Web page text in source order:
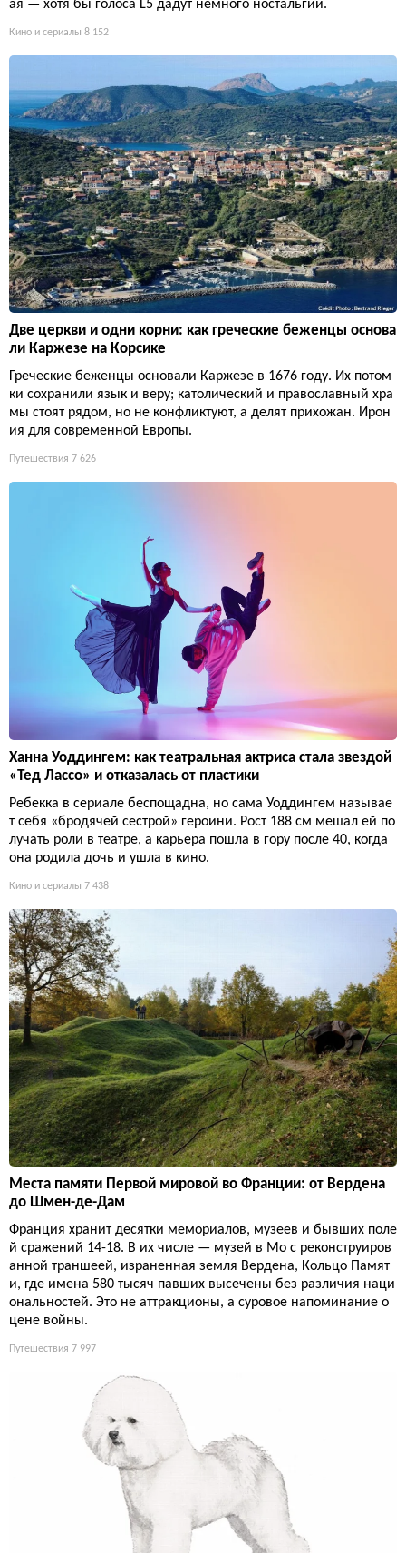
ая — хотя бы голоса L5 дадут немного ностальгии.
Кино и сериалы 8 152
Две церкви и одни корни: как греческие беженцы основа
ли Каржезе на Корсике
Греческие беженцы основали Каржезе в 1676 году. Их потом
ки сохранили язык и веру; католический и православный хра
мы стоят рядом, но не конфликтуют, а делят прихожан. Ирон
ия для современной Европы.
Путешествия 7 626
Ханна Уоддингем: как театральная актриса стала звездой
«Тед Лассо» и отказалась от пластики
Ребекка в сериале беспощадна, но сама Уоддингем называе
т себя «бродячей сестрой» героини. Рост 188 см мешал ей по
лучать роли в театре, а карьера пошла в гору после 40, когда
она родила дочь и ушла в кино.
Кино и сериалы 7 438
Места памяти Первой мировой во Франции: от Вердена
до Шмен-де-Дам
Франция хранит десятки мемориалов, музеев и бывших поле
й сражений 14-18. В их числе — музей в Мо с реконструиров
анной траншеей, израненная земля Вердена, Кольцо Памят
и, где имена 580 тысяч павших высечены без различия наци
ональностей. Это не аттракционы, а суровое напоминание о
цене войны.
Путешествия 7 997